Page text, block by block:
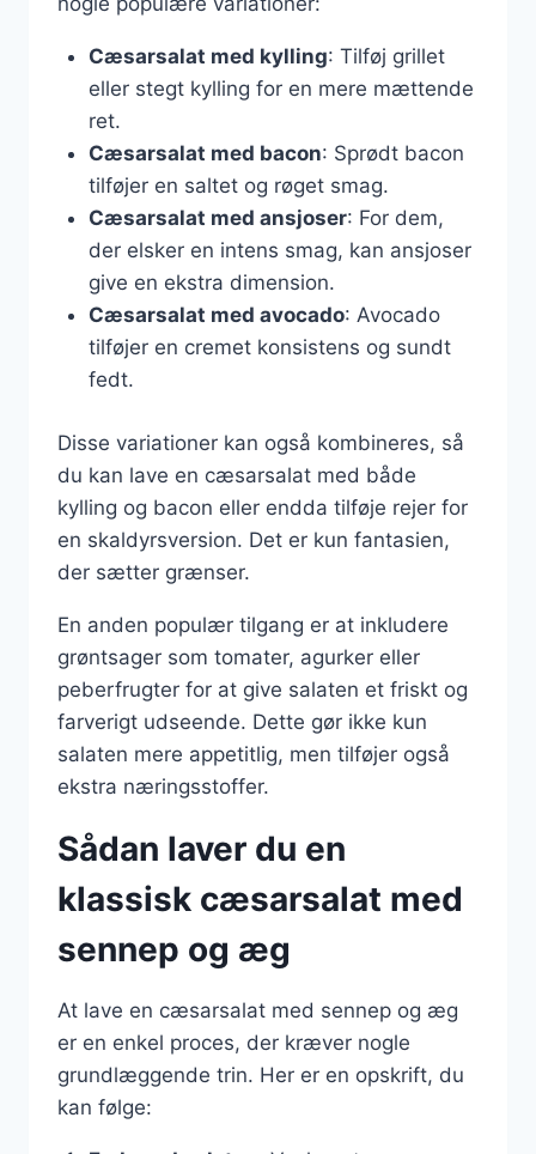
Cæsarsalat med kylling: Tilføj grillet
eller stegt kylling for en mere mættende
ret.
Cæsarsalat med bacon: Sprødt bacon
tilføjer en saltet og røget smag.
Cæsarsalat med ansjoser: For dem,
der elsker en intens smag, kan ansjoser
give en ekstra dimension.
Cæsarsalat med avocado: Avocado
tilføjer en cremet konsistens og sundt
fedt.
Disse variationer kan også kombineres, så
du kan lave en cæsarsalat med både
kylling og bacon eller endda tilføje rejer for
en skaldyrsversion. Det er kun fantasien,
der sætter grænser.
En anden populær tilgang er at inkludere
grøntsager som tomater, agurker eller
peberfrugter for at give salaten et friskt og
farverigt udseende. Dette gør ikke kun
salaten mere appetitlig, men tilføjer også
ekstra næringsstoffer.
Sådan laver du en
klassisk cæsarsalat med
sennep og æg
At lave en cæsarsalat med sennep og æg
er en enkel proces, der kræver nogle
grundlæggende trin. Her er en opskrift, du
kan følge: